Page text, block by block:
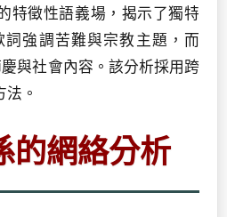
特徵性語義場，揭示了獨特
詞強調苦難與宗教主題，而
與社會內容。該分析採用跨
。
的網絡分析